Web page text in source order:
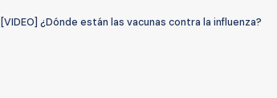
[VIDEO] ¿Dónde están las vacunas contra la influenza?